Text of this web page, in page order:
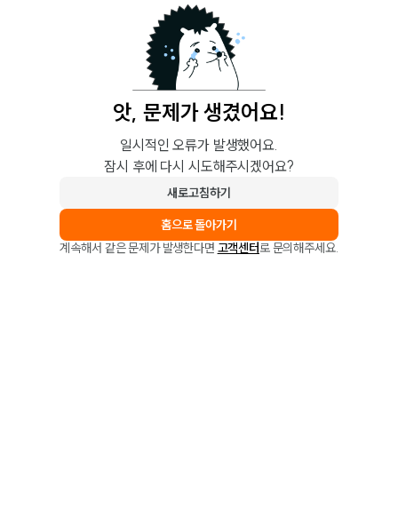
앗, 문제가 생겼어요!
일시적인 오류가 발생했어요.
잠시 후에 다시 시도해주시겠어요?
새로고침하기
홈으로 돌아가기
계속해서 같은 문제가 발생한다면 고객센터로 문의해주세요.